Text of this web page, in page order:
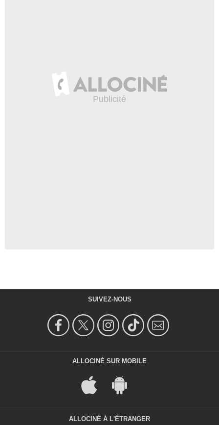
SUIVEZ-NOUS
ALLOCINÉ SUR MOBILE
ALLOCINÉ À L'ÉTRANGER